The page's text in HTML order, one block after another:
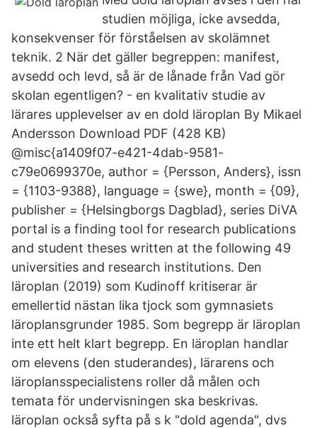
studien möjliga, icke avsedda,
konsekvenser för förståelsen av skolämnet
teknik. 2 När det gäller begreppen: manifest,
avsedd och levd, så är de lånade från Vad gör
skolan egentligen? - en kvalitativ studie av
lärares upplevelser av en dold läroplan By Mikael
Andersson Download PDF (428 KB)
@misc{a1409f07-e421-4dab-9581-
c79e0699370e, author = {Persson, Anders}, issn
= {1103-9388}, language = {swe}, month = {09},
publisher = {Helsingborgs Dagblad}, series DiVA
portal is a finding tool for research publications
and student theses written at the following 49
universities and research institutions. Den
läroplan (2019) som Kudinoff kritiserar är
emellertid nästan lika tjock som gymnasiets
läroplansgrunder 1985. Som begrepp är läroplan
inte ett helt klart begrepp. En läroplan handlar
om elevens (den studerandes), lärarens och
läroplansspecialistens roller då målen och
temata för undervisningen ska beskrivas.
läroplan också syfta på s k "dold agenda", dvs